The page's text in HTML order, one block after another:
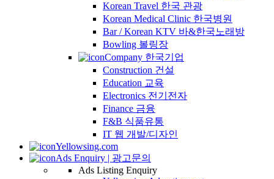
Korean Travel 한국 관광
Korean Medical Clinic 한국병원
Bar / Korean KTV 바&한국노래방
Bowling 볼링장
Company 한국기업
Construction 건설
Education 교육
Electronics 전기전자
Finance 금융
F&B 식품유통
IT 웹 개발/디자인
Yellowsing.com
Ads Enquiry | 광고문의
Ads Listing Enquiry